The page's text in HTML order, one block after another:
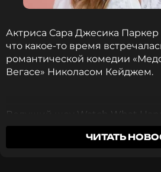
Актриса Сара Джесика Паркер
что какое-то время
романтической комедии
Вегасе» Николасом Кейджем.
Ведущий шоу Watch What
спросил актрису о слухах по
с Кейджем. «Хм, да, яЧИТАТЬ